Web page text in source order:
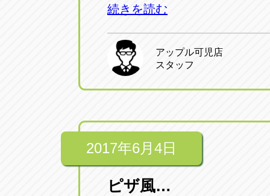
続きを読む
アップル可児店
スタッフ
2017年6月4日
ピザ風…